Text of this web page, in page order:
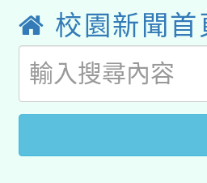
用水績優
動」
桃園市孔
開 智慧啟航
2026年桃
校園新聞首